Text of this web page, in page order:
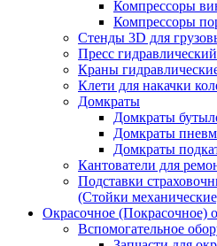
Компрессоры
Компрессоры
Стенды 3D для
Пресс
Краны
Клети для накачки
Домкраты
Домкраты
Домкраты
Домкраты
Кантователи для
Подставки
(Стойки
Окрасочное (Покрасочное)
Вспомогательное